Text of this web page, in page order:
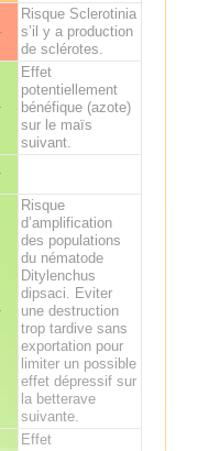
Risque Sclerotinia
s’il y a production
de sclérotes.
Effet
potentiellement
bénéfique (azote)
sur le maïs
suivant.
Risque
d’amplification
des populations
du nématode
Ditylenchus
dipsaci. Eviter
une destruction
trop tardive sans
exportation pour
limiter un possible
effet dépressif sur
la betterave
suivante.
Effet